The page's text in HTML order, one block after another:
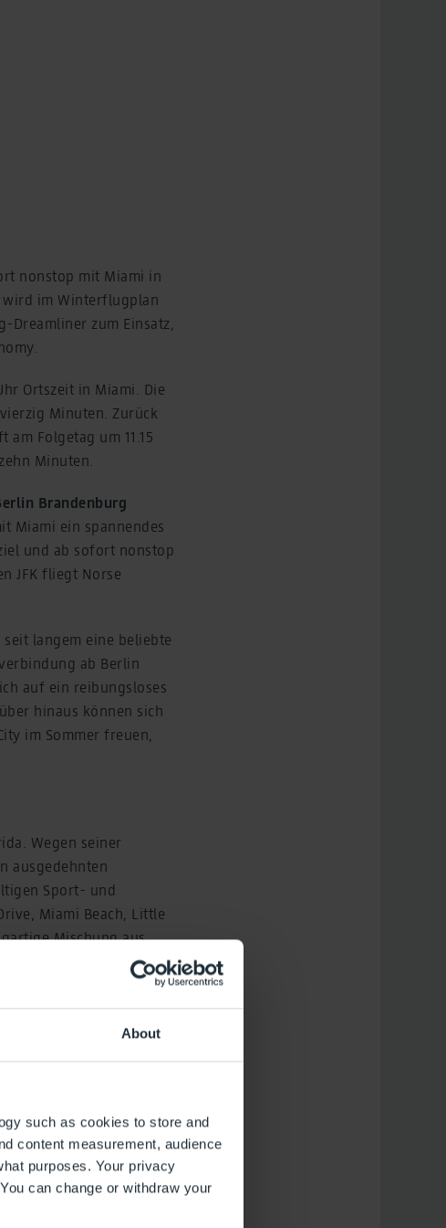
About
such as cookies to store and
content measurement, audience
purposes. Your privacy
can change or withdraw your
nonstop mit Miami in
wird im Winterflugplan
zum Einsatz,
Ortszeit in Miami. Die
Minuten. Zurück
Folgetag um 11.15
Minuten.
Brandenburg
Miami ein spannendes
und ab sofort nonstop
JFK fliegt Norse
langem eine beliebte
ab Berlin
auf ein reibungsloses
hinaus können sich
im Sommer freuen,
Wegen seiner
ausgedehnten
Sport- und
Miami Beach, Little
Mischung aus
City“ zu einem